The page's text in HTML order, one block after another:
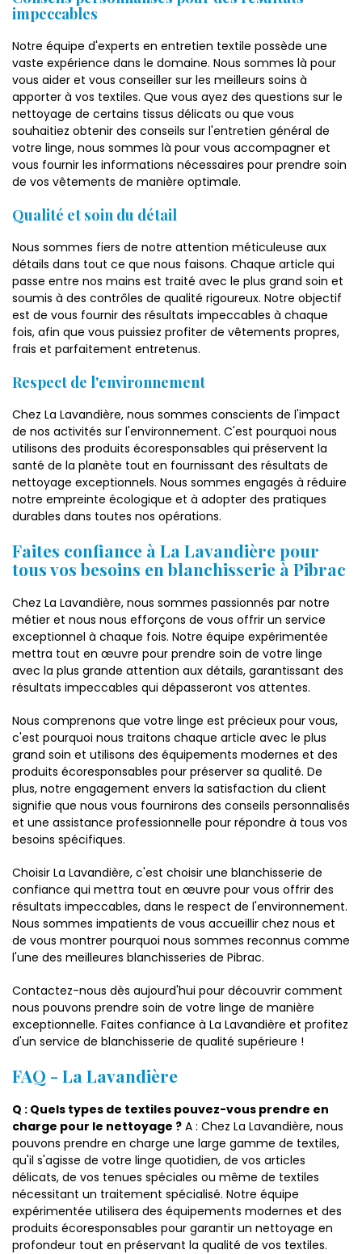
impeccables
Notre équipe d'experts en entretien textile possède une
vaste expérience dans le domaine. Nous sommes là pour
vous aider et vous conseiller sur les meilleurs soins à
apporter à vos textiles. Que vous ayez des questions sur le
nettoyage de certains tissus délicats ou que vous
souhaitiez obtenir des conseils sur l'entretien général de
votre linge, nous sommes là pour vous accompagner et
vous fournir les informations nécessaires pour prendre soin
de vos vêtements de manière optimale.
Qualité et soin du détail
Nous sommes fiers de notre attention méticuleuse aux
détails dans tout ce que nous faisons. Chaque article qui
passe entre nos mains est traité avec le plus grand soin et
soumis à des contrôles de qualité rigoureux. Notre objectif
est de vous fournir des résultats impeccables à chaque
fois, afin que vous puissiez profiter de vêtements propres,
frais et parfaitement entretenus.
Respect de l'environnement
Chez La Lavandière, nous sommes conscients de l'impact
de nos activités sur l'environnement. C'est pourquoi nous
utilisons des produits écoresponsables qui préservent la
santé de la planète tout en fournissant des résultats de
nettoyage exceptionnels. Nous sommes engagés à réduire
notre empreinte écologique et à adopter des pratiques
durables dans toutes nos opérations.
Faites confiance à La Lavandière pour
tous vos besoins en blanchisserie à Pibrac
Chez La Lavandière, nous sommes passionnés par notre
métier et nous nous efforçons de vous offrir un service
exceptionnel à chaque fois. Notre équipe expérimentée
mettra tout en œuvre pour prendre soin de votre linge
avec la plus grande attention aux détails, garantissant des
résultats impeccables qui dépasseront vos attentes.
Nous comprenons que votre linge est précieux pour vous,
c'est pourquoi nous traitons chaque article avec le plus
grand soin et utilisons des équipements modernes et des
produits écoresponsables pour préserver sa qualité. De
plus, notre engagement envers la satisfaction du client
signifie que nous vous fournirons des conseils personnalisés
et une assistance professionnelle pour répondre à tous vos
besoins spécifiques.
Choisir La Lavandière, c'est choisir une blanchisserie de
confiance qui mettra tout en œuvre pour vous offrir des
résultats impeccables, dans le respect de l'environnement.
Nous sommes impatients de vous accueillir chez nous et
de vous montrer pourquoi nous sommes reconnus comme
l'une des meilleures blanchisseries de Pibrac.
Contactez-nous dès aujourd'hui pour découvrir comment
nous pouvons prendre soin de votre linge de manière
exceptionnelle. Faites confiance à La Lavandière et profitez
d'un service de blanchisserie de qualité supérieure !
FAQ - La Lavandière
Q : Quels types de textiles pouvez-vous prendre en
charge pour le nettoyage ? A : Chez La Lavandière, nous
pouvons prendre en charge une large gamme de textiles,
qu'il s'agisse de votre linge quotidien, de vos articles
délicats, de vos tenues spéciales ou même de textiles
nécessitant un traitement spécialisé. Notre équipe
expérimentée utilisera des équipements modernes et des
produits écoresponsables pour garantir un nettoyage en
profondeur tout en préservant la qualité de vos textiles.